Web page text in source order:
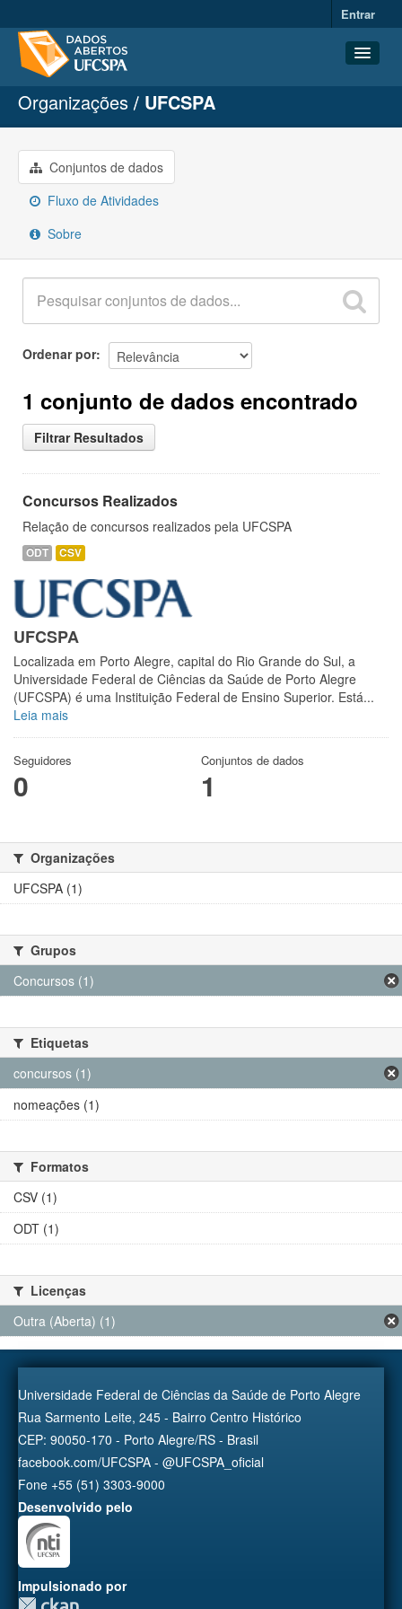
Entrar
Conjuntos de dados
Organizações
Grupos
Sobre
Organizações UFCSPA
Conjuntos de dados
Fluxo de Atividades
Sobre
Ordenar por
1 conjunto de dados encontrado
Filtrar Resultados
Concursos Realizados
Relação de concursos realizados pela UFCSPA
ODT CSV
UFCSPA
Localizada em Porto Alegre, capital do Rio Grande do Sul, a
Universidade Federal de Ciências da Saúde de Porto Alegre
(UFCSPA) é uma Instituição Federal de Ensino Superior. Está...
Leia mais
Seguidores
0
Conjuntos de dados
1
Organizações
UFCSPA (1)
Grupos
Concursos (1)
Etiquetas
concursos (1)
nomeações (1)
Formatos
CSV (1)
ODT (1)
Licenças
Outra (Aberta) (1)
Universidade Federal de Ciências da Saúde de Porto Alegre
Rua Sarmento Leite, 245 - Bairro Centro Histórico
CEP: 90050-170 - Porto Alegre/RS - Brasil
facebook.com/UFCSPA - @UFCSPA_oficial
Fone +55 (51) 3303-9000
Desenvolvido pelo
Impulsionado por